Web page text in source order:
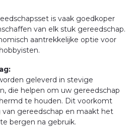
is vaak goedkoper
van elk stuk gereedschap.
aantrekkelijke optie voor
geleverd in stevige
die helpen om uw gereedschap
te houden. Dit voorkomt
van gereedschap en maakt het
bergen na gebruik.